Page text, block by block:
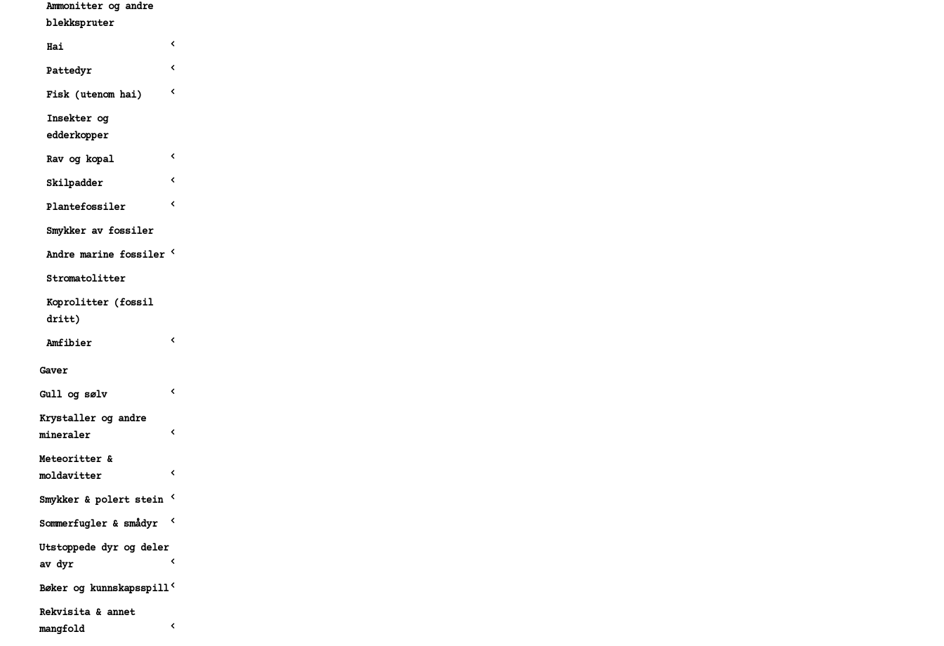
Ammonitter og andre
blekkspruter
Hai
Pattedyr
Fisk (utenom hai)
Insekter og
edderkopper
Rav og kopal
Skilpadder
Plantefossiler
Smykker av fossiler
Andre marine fossiler
Stromatolitter
Koprolitter (fossil
dritt)
Amfibier
Gaver
Gull og sølv
Krystaller og andre
mineraler
Meteoritter &
moldavitter
Smykker & polert stein
Sommerfugler & smådyr
Utstoppede dyr og deler
av dyr
Bøker og kunnskapsspill
Rekvisita & annet
mangfold